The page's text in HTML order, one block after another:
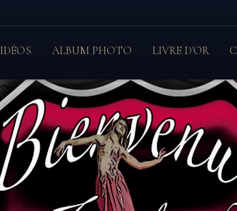
ALBUM PHOTO LIVRE D'OR